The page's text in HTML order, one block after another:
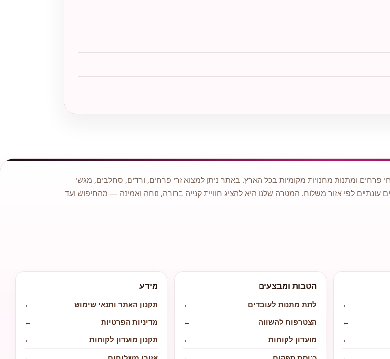
פרחים ומתנות מחנויות מקומיות בכל הארץ. באתר ניתן למצוא זרי פרחים, ורדים, סחלבים, מגשי
עונתיים לפי אזור משלוח. המטרה שלנו היא להציג חוויית קנייה ברורה, נוחה ואמינה — מהחיפוש ועד
←
←
←
הטבות ומבצעים
לתת מתנות לעובדים
←
הצטרפות להשווה
←
מועדון לקוחות
←
מידע
תקנון האתר ותנאי שימוש
←
מדיניות הפרטיות
←
תקנון מועדון לקוחות
←